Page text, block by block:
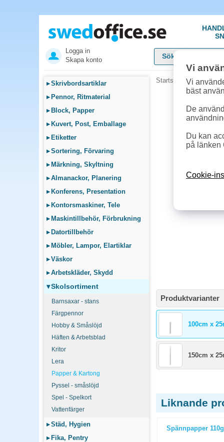
Logga in
Skapa konto
▸Skrivbordsartiklar
▸ Pennor, Ritmaterial
▸ Block, Papper
▸ Kuvert, Post, Emballage
▸ Etiketter
▸Sortering, Förvaring
▸ Märkning, Skyltning
▸Almanackor, Planering
▸ Konferens, Presentation
▸ Kontorsmaskiner, Tele
▸ Maskintillbehör, Förbrukning
▸ Datortillbehör
▸ Möbler, Lampor, Elartiklar
▸Väskor
▸Arbetskläder, Skydd
▾Skolsortiment
Barnsaxar - stans
Färgpennor
Hobby & Småslöjd
Häften & Arbetsblad
Kritor
Lera
Papper & Kartong
Pyssel - småslöjd
Spel - Spelkort
Vattenfärger
▸Städ, Hygien
▸ Fika, Pentry
Startsida »
Produktvarianter
100cm x
150cm x
Liknande
Pysselpapper Playbox A4 180g vit
25st/fp
Spännpapper
Vi
Vi
bäst
De
Du kan
på länken
Cookie-